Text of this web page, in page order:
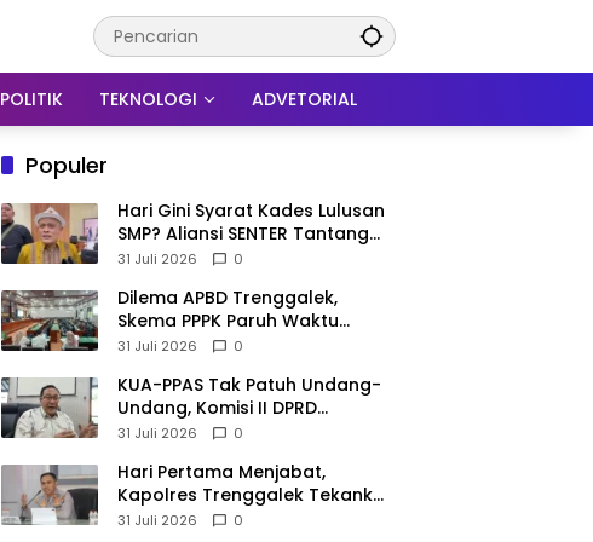
POLITIK TEKNOLOGI ADVETORIAL
Populer
Hari Gini Syarat Kades Lulusan
SMP? Aliansi SENTER Tantang
DPRD Trenggalek Berani
31 Juli 2026 0
Dilema APBD Trenggalek,
Skema PPPK Paruh Waktu
Mengemuka Demi Pangkas Rp
31 Juli 2026 0
KUA-PPAS Tak Patuh Undang-
Undang, Komisi II DPRD
Trenggalek: APBD 2027
31 Juli 2026 0
Hari Pertama Menjabat,
Kapolres Trenggalek Tekankan
Anggota Disiplin Hindari
31 Juli 2026 0